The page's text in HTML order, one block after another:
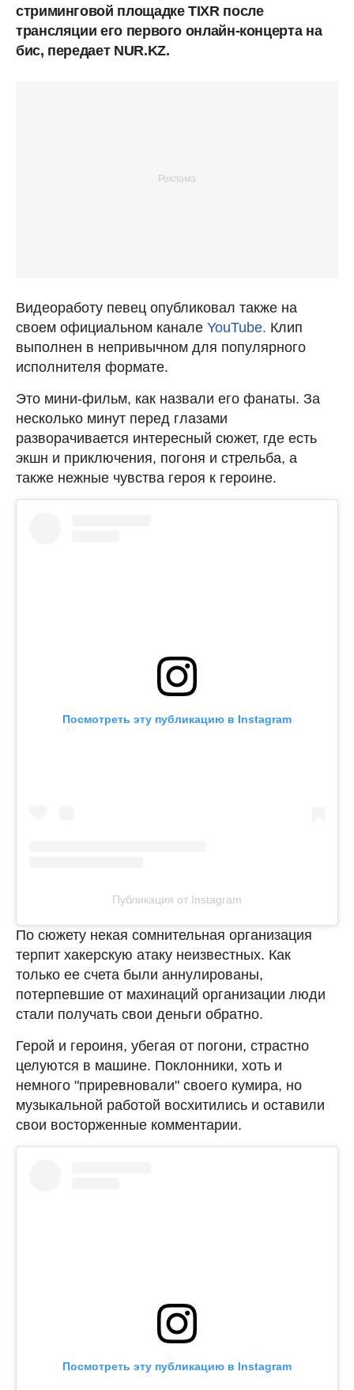
стриминговой площадке TIXR после
трансляции его первого онлайн-концерта на
бис, передает NUR.KZ.
Видеоработу певец опубликовал также на
своем официальном канале YouTube. Клип
выполнен в непривычном для популярного
исполнителя формате.
Это мини-фильм, как назвали его фанаты. За
несколько минут перед глазами
разворачивается интересный сюжет, где есть
экшн и приключения, погоня и стрельба, а
также нежные чувства героя к героине.
Посмотреть эту публикацию в Instagram
Публикация от Instagram
По сюжету некая сомнительная организация
терпит хакерскую атаку неизвестных. Как
только ее счета были аннулированы,
потерпевшие от махинаций организации люди
стали получать свои деньги обратно.
Герой и героиня, убегая от погони, страстно
целуются в машине. Поклонники, хоть и
немного "приревновали" своего кумира, но
музыкальной работой восхитились и оставили
свои восторженные комментарии.
Посмотреть эту публикацию в Instagram